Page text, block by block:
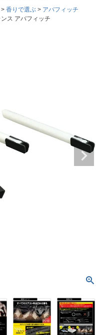
香りで選ぶ
アバフィッチ
ス アバフィッチ